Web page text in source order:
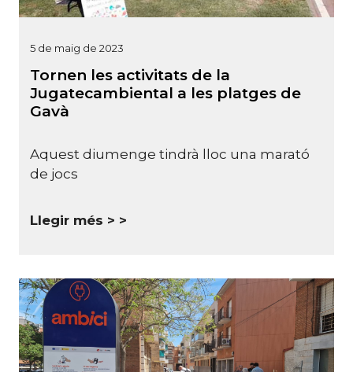
5 de maig de 2023
Tornen les activitats de la
Jugatecambiental a les platges de
Gavà
Aquest diumenge tindrà lloc una marató
de jocs
Llegir més >